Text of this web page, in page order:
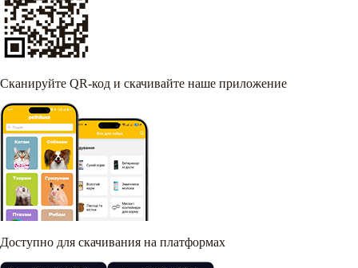
Сканируйте QR-код и скачивайте наше приложение
Доступно для скачивания на платформах